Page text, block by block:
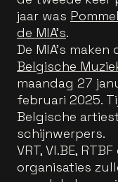
jaar was
de MIA's.
De MIA’s
Belgische
maandag 27
februari 2025.
Belgische
schijnwerpers.
VRT, VI.BE,
organisaties